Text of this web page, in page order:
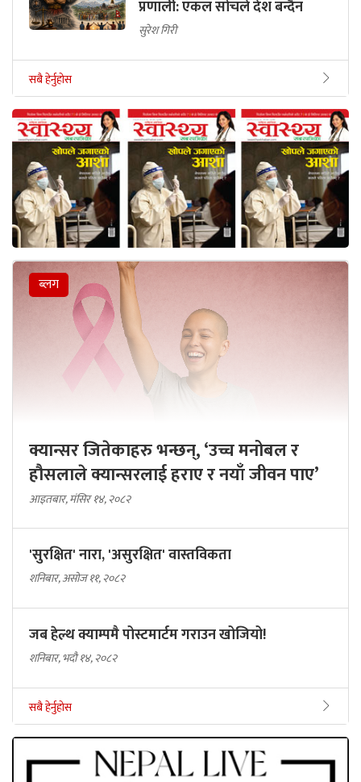
प्रणाली: एकल सोचले देश बन्दैन
सुरेश गिरी
सबै हेर्नुहोस
ब्लग
क्यान्सर जितेकाहरु भन्छन्, ‘उच्च मनोबल र
हौसलाले क्यान्सरलाई हराए र नयाँ जीवन पाए’
आइतबार, मंसिर १४, २०८२
'सुरक्षित' नारा, 'असुरक्षित' वास्तविकता
शनिबार, असोज ११, २०८२
जब हेल्थ क्याम्पमै पोस्टमार्टम गराउन खोजियो!
शनिबार, भदौ १४, २०८२
सबै हेर्नुहोस